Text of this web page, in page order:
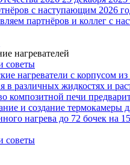
с наступающим 2026
партнёров и коллег с
нагревателей
советы
нагреватели с корпусом из
в различных жидкостях и
композитной печи
и создание термокамеры
нагрева до 72 бочек на
советы